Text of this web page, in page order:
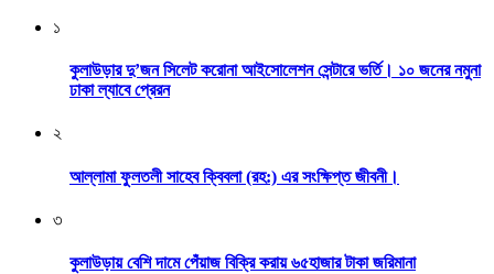
১
কুলাউড়ার দু’জন সিলেট করোনা আইসোলেশন সেন্টারে ভর্তি। ১০ জনের নমুনা
ঢাকা ল্যাবে প্রেরন
২
আল্লামা ফুলতলী সাহেব ক্বিবলা (রহ:) এর সংক্ষিপ্ত জীবনী।
৩
কুলাউড়ায় বেশি দামে পেঁয়াজ বিক্রি করায় ৬৫হাজার টাকা জরিমানা